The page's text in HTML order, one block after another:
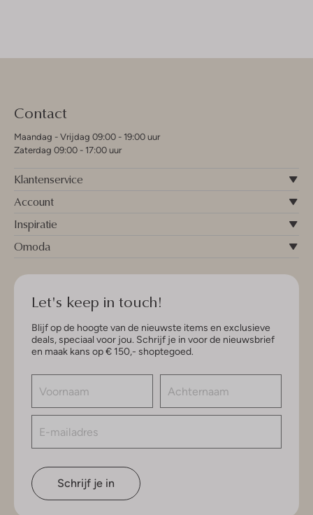
Contact
Maandag - Vrijdag 09:00 - 19:00 uur
Zaterdag 09:00 - 17:00 uur
Klantenservice
Account
Inspiratie
Omoda
Let's keep in touch!
Blijf op de hoogte van de nieuwste items en exclusieve
deals, speciaal voor jou. Schrijf je in voor de nieuwsbrief
en maak kans op € 150,- shoptegoed.
Schrijf je in